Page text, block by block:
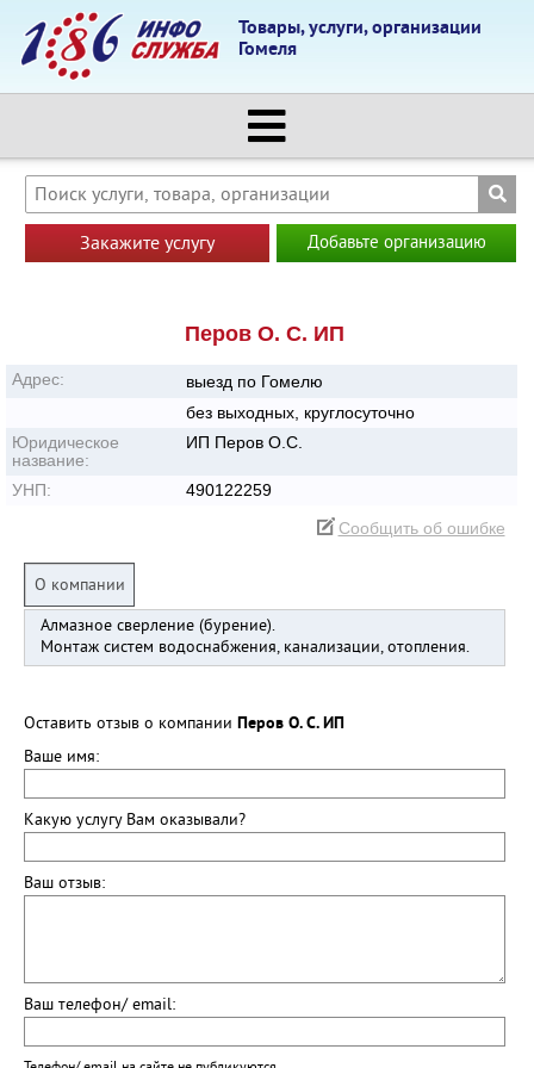
Товары, услуги, организации
Гомеля
Закажите услугу Добавьте организацию
Перов О. С. ИП
Адрес:
выезд по Гомелю
без выходных, круглосуточно
Юридическое
название:
ИП Перов О.С.
УНП:
490122259
Сообщить об ошибке
О компании
Алмазное сверление (бурение).
Монтаж систем водоснабжения, канализации, отопления.
Оставить отзыв о компании Перов О. С. ИП
Ваше имя:
Какую услугу Вам оказывали?
Ваш отзыв:
Ваш телефон/ email: